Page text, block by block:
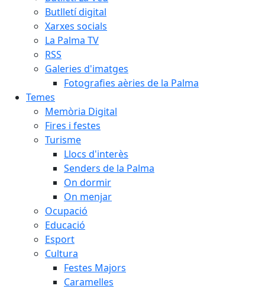
Butlletí digital
Xarxes socials
La Palma TV
RSS
Galeries d'imatges
Fotografies aèries de la Palma
Temes
Memòria Digital
Fires i festes
Turisme
Llocs d'interès
Senders de la Palma
On dormir
On menjar
Ocupació
Educació
Esport
Cultura
Festes Majors
Caramelles